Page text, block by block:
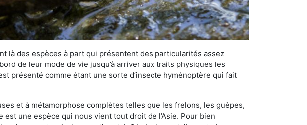
là des espèces à part qui présentent des particularités assez
de leur mode de vie jusqu’à arriver aux traits physiques les
présenté comme étant une sorte d’insecte hyménoptère qui fait
et à métamorphose complètes telles que les frelons, les guêpes,
une espèce qui nous vient tout droit de l’Asie. Pour bien